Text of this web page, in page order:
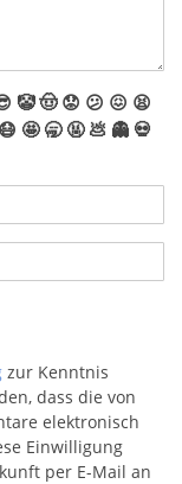
🤡🤠 😟 😕 😖 😫
😷 🤩 🥱 🤬 💩 👻 💀
zur Kenntnis
dass die von
elektronisch
Einwilligung
per E-Mail an